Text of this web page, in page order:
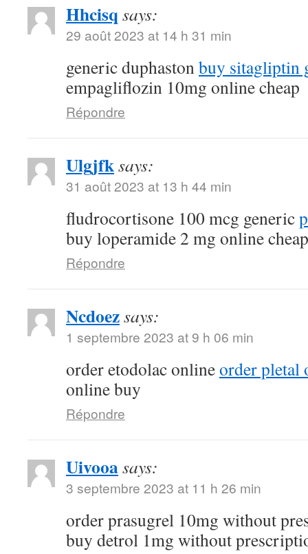
Hhcisq says:
29 août 2023 at 14 h 31 min
generic duphastonbuy sitagliptin
empagliflozin 10mg online cheap
Répondre
Ulgjfksays:
31 août 2023 at 13 h 44 min
fludrocortisone 100 mcg generic
buy loperamide 2 mg online cheap
Répondre
Ncdoezsays:
1 septembre 2023 at 9 h 06 min
order etodolac onlineorder pletal
online buy
Répondre
Uivooasays:
3 septembre 2023 at 11 h 26 min
order prasugrel 10mg without
buy detrol 1mg without